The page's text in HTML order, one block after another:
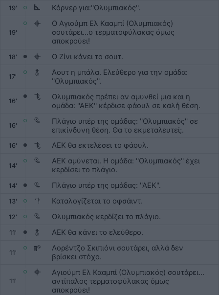
19' Κόρνερ για:''Ολυμπιακός''.
19'
Ο Αγιούμπ Ελ Κααμπί (Ολυμπιακός)
σουτάρει...ο τερματοφύλακας όμως
αποκρούει!
18' Ο Ζίνι κάνει το σουτ.
17'
Άουτ η μπάλα. Ελεύθερο για την ομάδα:
''Ολυμπιακός''.
16'
Ολυμπιακός πρέπει αν αμυνθεί μια και η
ομάδα: ''ΑΕΚ'' κέρδισε φάουλ σε καλή θέση.
16'
Πλάγιο υπέρ της ομάδας: ''Ολυμπιακός'' σε
επικίνδυνη θέση. Θα το εκμεταλευτεί;.
16' ΑΕΚ θα εκτελέσει το φάουλ.
14'
ΑΕΚ αμύνεται. Η ομάδα: ''Ολυμπιακός'' έχει
κερδίσει το πλάγιο.
14' Πλάγιο υπέρ της ομάδας: ''ΑΕΚ''.
13' Καταλογίζεται το οφσάιντ.
12' Ολυμπιακός κερδίζει το πλάγιο.
11' ΑΕΚ θα κάνει το ελεύθερο.
11'
Λορέντζο Σκιπιόνι σουτάρει, αλλά δεν
βρίσκει στόχο.
11'
Αγιούμπ Ελ Κααμπί (Ολυμπιακός) σουτάρει...
αντίπαλος τερματοφύλακας όμως
αποκρούει!